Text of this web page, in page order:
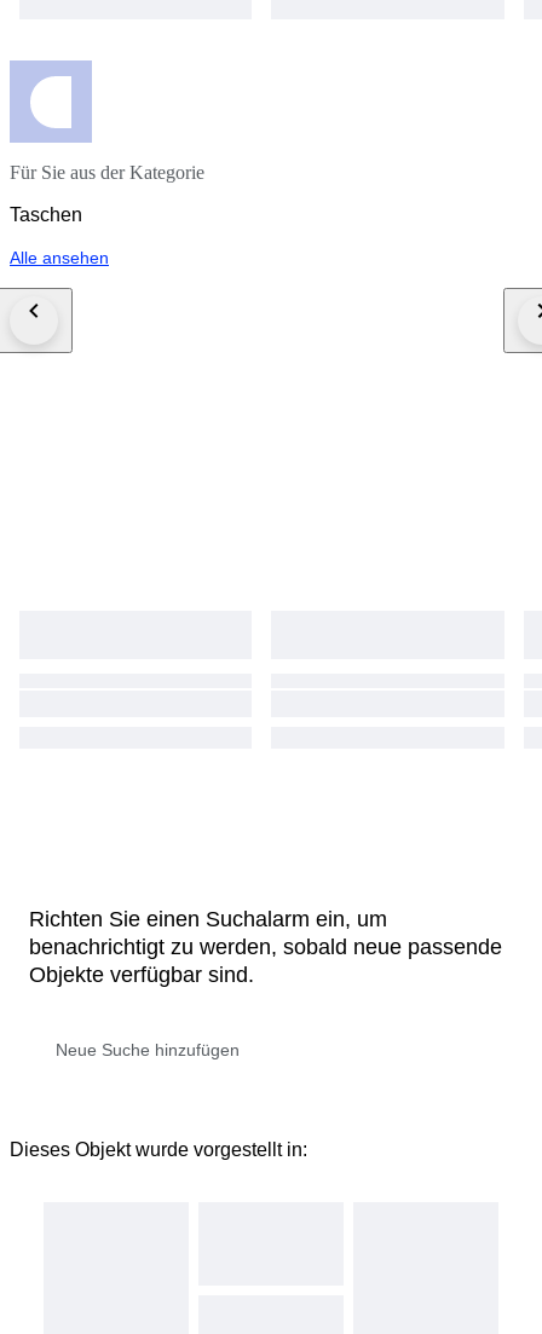
Für Sie aus der Kategorie
Taschen
Alle ansehen
Richten Sie einen Suchalarm ein, um
benachrichtigt zu werden, sobald neue passende
Objekte verfügbar sind.
Dieses Objekt wurde vorgestellt in: